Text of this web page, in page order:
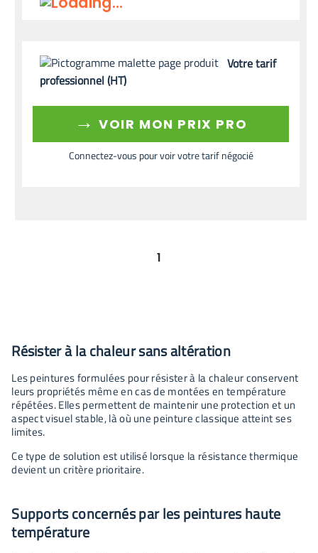
Votre tarif
professionnel (HT)
→ VOIR MON PRIX PRO
Connectez-vous pour voir votre tarif négocié
1
Résister à la chaleur sans altération
Les peintures formulées pour résister à la chaleur conservent
leurs propriétés même en cas de montées en température
répétées. Elles permettent de maintenir une protection et un
aspect visuel stable, là où une peinture classique atteint ses
limites.
Ce type de solution est utilisé lorsque la résistance thermique
devient un critère prioritaire.
Supports concernés par les peintures haute
température